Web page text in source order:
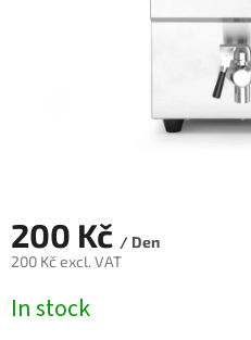
200 Kč / Den
200 Kč excl. VAT
price:
In stock